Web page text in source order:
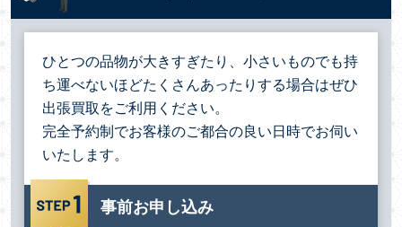
ひとつの品物が大きすぎたり、小さいものでも持
ち運べないほどたくさんあったりする場合はぜひ
出張買取をご利用ください。
完全予約制でお客様のご都合の良い日時でお伺い
いたします。
事前お申し込み